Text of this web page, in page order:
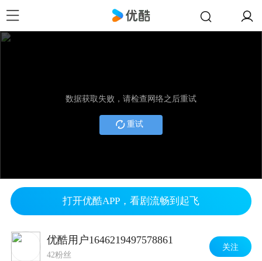
数据获取失败，请检查网络之后重试
重试
打开优酷APP，看剧流畅到起飞
优酷用户1646219497578861
42粉丝
关注